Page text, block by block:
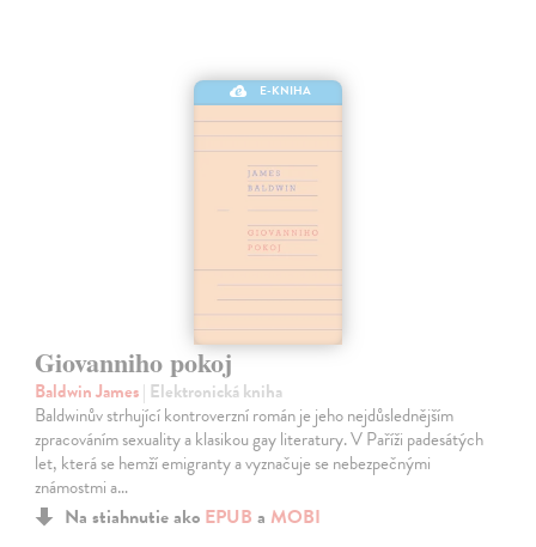
E-KNIHA
Giovanniho pokoj
Baldwin James| Elektronická kniha
Baldwinův strhující kontroverzní román je jeho nejdůslednějším
zpracováním sexuality a klasikou gay literatury. V Paříži padesátých
let, která se hemží emigranty a vyznačuje se nebezpečnými
známostmi a…
Na stiahnutie ako EPUB a MOBI